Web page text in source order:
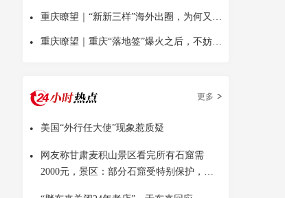
• 重庆瞭望｜“新新三样”海外出圈，为何又是中国
• 重庆瞭望｜重庆“落地签”爆火之后，不妨多问几句
更多
• 美国“外行任大使”现象惹质疑
•
网友称甘肃麦积山景区看完所有石窟需
2000元，景区：部分石窟受特别保护，游